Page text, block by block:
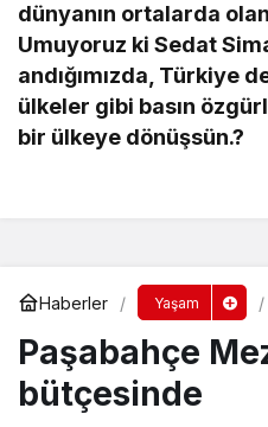
dünyanın ortalarda
Umuyoruz ki Sedat
andığımızda, Türkiye
ülkeler gibi basın
bir ülkeye dönüşsün.?
Haberler Yaşam
Paşabahçe
bütçesinde